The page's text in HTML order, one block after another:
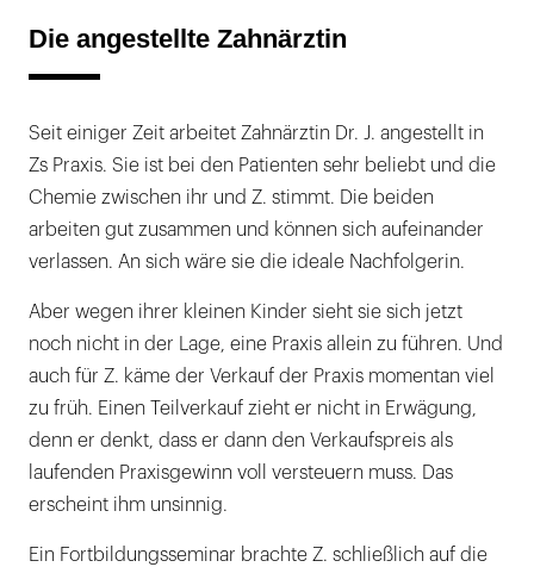
Die angestellte Zahnärztin
Seit einiger Zeit arbeitet Zahnärztin Dr. J. angestellt in
Zs Praxis. Sie ist bei den Patienten sehr beliebt und die
Chemie zwischen ihr und Z. stimmt. Die beiden
arbeiten gut zusammen und können sich aufeinander
verlassen. An sich wäre sie die ideale Nachfolgerin.
Aber wegen ihrer kleinen Kinder sieht sie sich jetzt
noch nicht in der Lage, eine Praxis allein zu führen. Und
auch für Z. käme der Verkauf der Praxis momentan viel
zu früh. Einen Teilverkauf zieht er nicht in Erwägung,
denn er denkt, dass er dann den Verkaufspreis als
laufenden Praxisgewinn voll versteuern muss. Das
erscheint ihm unsinnig.
Ein Fortbildungsseminar brachte Z. schließlich auf die